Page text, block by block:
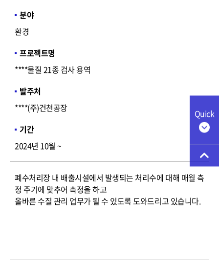
Quick
분야
환경
프로젝트명
****물질 21종 검사 용역
발주처
****(주)건천공장
기간
2024년 10월 ~
폐수처리장 내 배출시설에서 발생되는 처리수에 대해 매월 측
정 주기에 맞추어 측정을 하고
올바른 수질 관리 업무가 될 수 있도록 도와드리고 있습니다.